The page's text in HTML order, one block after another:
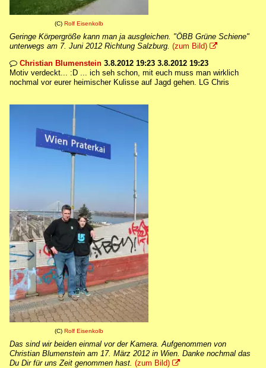
(C) Rolf Eisenkolb
Geringe Körpergröße kann man ja ausgleichen. "ÖBB Grüne Schiene"
unterwegs am 7. Juni 2012 Richtung Salzburg. (zum Bild) 
 Christian Blumenstein 3.8.2012 19:23 3.8.2012 19:23
Motiv verdeckt... :D ... ich seh schon, mit euch muss man wirklich
nochmal vor eurer heimischer Kulisse auf Jagd gehen. LG Chris
(C) Rolf Eisenkolb
Das sind wir beiden einmal vor der Kamera. Aufgenommen von
Christian Blumenstein am 17. März 2012 in Wien. Danke nochmal das
Du Dir für uns Zeit genommen hast. (zum Bild) 